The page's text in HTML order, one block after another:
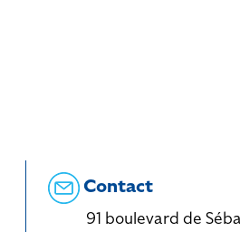
Contact
91 boulevard de